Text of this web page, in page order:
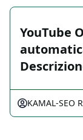
YouTube
KAMAL-SEO